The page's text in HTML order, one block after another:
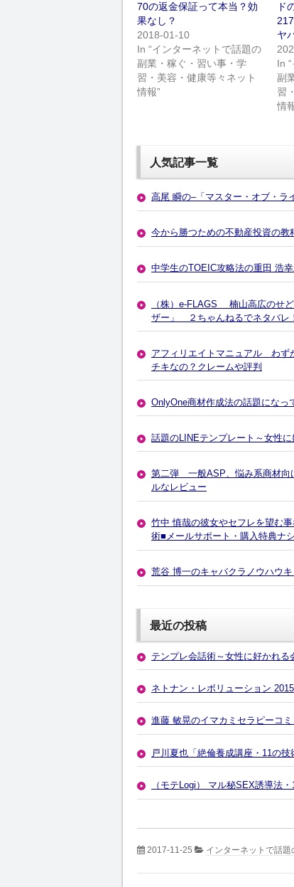
70の返金保証って本当？効
果なし？
2018-01-10
In “インターネットで話題の
副業・稼ぐ・習い事・学
習・美容・健康等々ネット
情報”
ド
ヤ
In
副
習
情
人気記事一覧
高尾 瞬の–「マスター・オブ・
今から勝つための不動産投資の教
中学生のTOEIC攻略法の重田 浩
（株）e-FLAGS 楠山高広のせ
ザー」 ２ちゃんねるでネタバレ
アフィリエイトマニュアル わず
チキなの？クレームや評判
OnlyOne商材作成法の話題になっ
話題のLINEテンプレート～女性
第二弾 一般ASP、悩み系商材向
ルなレビュー
竹中 慎哉の彼女やセフレを望む
術■メールサポート・購入特典ナ
荒谷 博一のキャバクラノウハウ
最近の投稿
テンプレ会話術～女性に好かれ
ネトナン・レボリューション
進藤 敏晃のイマカミセラピーコ
戸川夏也「絶倫養成講座・11の
（モテLogi） マル秘SEX誘導法
2017-11-25 インターネットで話